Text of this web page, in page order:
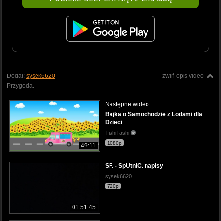
zwiń opis video
Dodał: sysek6620
Przygoda.
49:11
Następne wideo:
Bajka o Samochodzie z Lodami dla
Dzieci
TishiTashi
1080p
01:51:45
SF. - SpUtniC. napisy
sysek6620
720p